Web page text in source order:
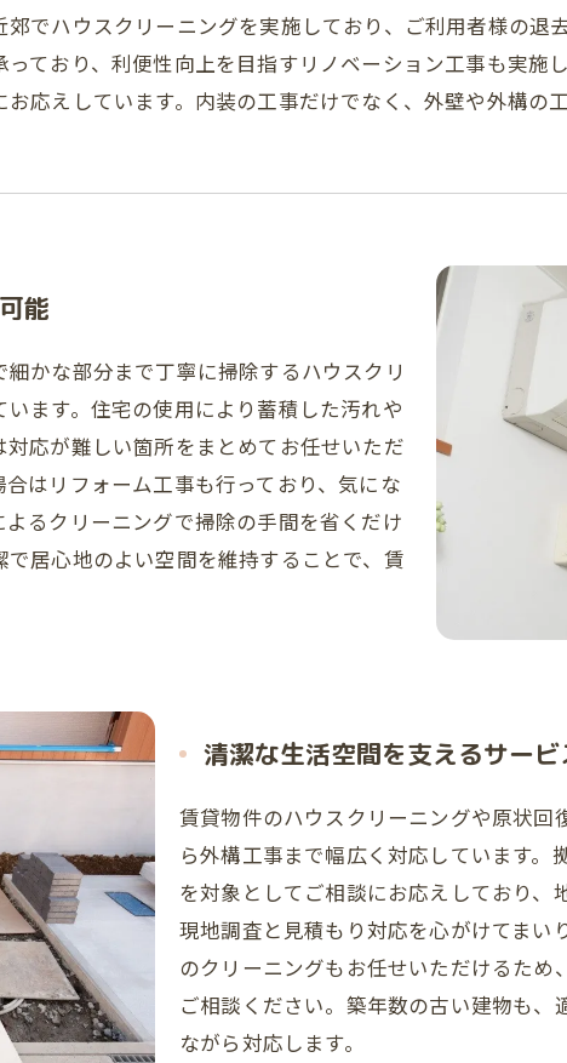
でハウスクリーニングを実施しており、ご利用者様の退
ており、利便性向上を目指すリノベーション工事も実施
応えしています。内装の工事だけでなく、外壁や外構の
能
かな部分まで丁寧に掃除するハウスクリ
ます。住宅の使用により蓄積した汚れや
応が難しい箇所をまとめてお任せいただ
はリフォーム工事も行っており、気にな
るクリーニングで掃除の手間を省くだけ
居心地のよい空間を維持することで、賃
清潔な生活空間を支えるサービ
賃貸物件のハウスクリーニングや原状
ら外構工事まで幅広く対応しています
を対象としてご相談にお応えしており
現地調査と見積もり対応を心がけてまい
のクリーニングもお任せいただけるた
ご相談ください。築年数の古い建物も
ながら対応します。